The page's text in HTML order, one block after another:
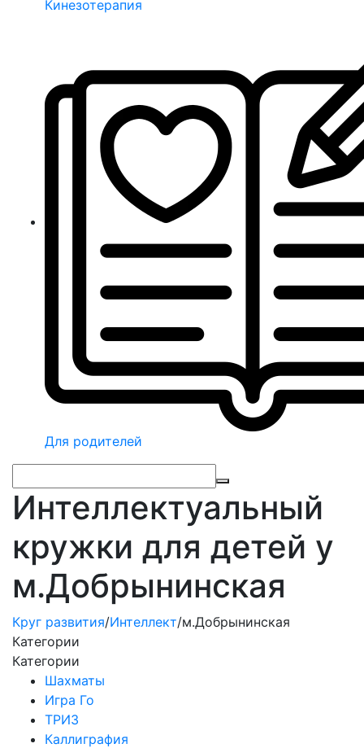
Кинезотерапия
Для родителей
Интеллектуальный
кружки для детей у
м.Добрынинская
Круг развития/Интеллект/м.Добрынинская
Категории
Категории
Шахматы
Игра Го
ТРИЗ
Каллиграфия